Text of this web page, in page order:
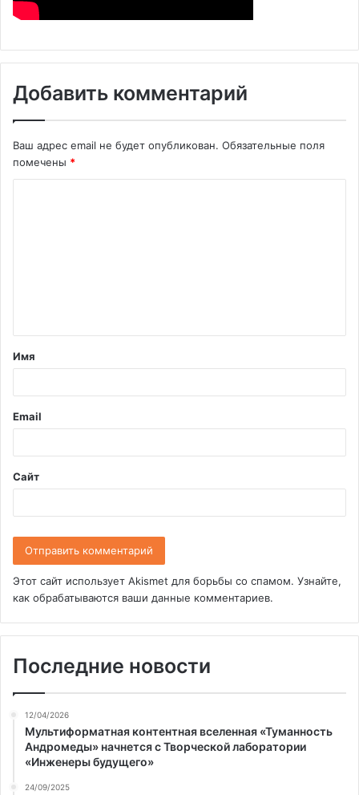
Добавить комментарий
Ваш адрес email не будет опубликован. Обязательные поля
помечены *
т
а
й
*
Имя
Email
Сайт
Этот сайт использует Akismet для борьбы со спамом. Узнайте,
как обрабатываются ваши данные комментариев.
Последние новости
12/04/2026
Мультиформатная контентная вселенная «Туманность
Андромеды» начнется с Творческой лаборатории
«Инженеры будущего»
24/09/2025